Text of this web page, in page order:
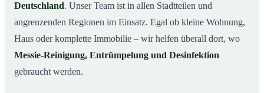
Deutschland. Unser Team ist in allen Stadtteilen und
angrenzenden Regionen im Einsatz. Egal ob kleine Wohnung,
Haus oder komplette Immobilie – wir helfen überall dort, wo
Messie-Reinigung, Entrümpelung und Desinfektion
gebraucht werden.